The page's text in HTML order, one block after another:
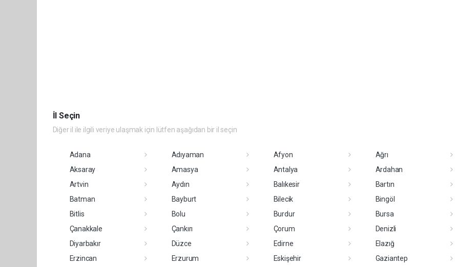
İl Seçin
Diğer il ile ilgili veriye ulaşmak için lütfen aşağıdan bir il seçin
Adana Adıyaman Afyon
Ağrı
Aksaray
Amasya Antalya
Ardahan
Artvin
Aydın Balıkesir
Bartın
Batman
Bayburt Bilecik
Bingöl
Bitlis
Bolu Burdur
Bursa
Çanakkale
Çankırı Çorum
Denizli
Diyarbakır
Düzce Edirne
Elazığ
Erzincan
Erzurum Eskişehir
Gaziantep